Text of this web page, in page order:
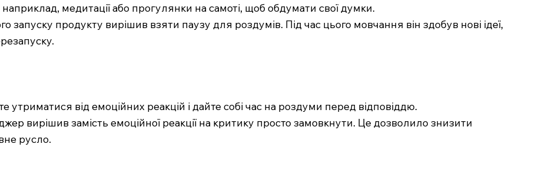
медитації або прогулянки на самоті, щоб обдумати свої думки.
запуску продукту вирішив взяти паузу для роздумів. Під час цього мовчання він здобув нові ідеї,
утриматися від емоційних реакцій і дайте собі час на роздуми перед відповіддю.
вирішив замість емоційної реакції на критику просто замовкнути. Це дозволило знизити
русло.